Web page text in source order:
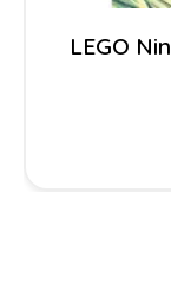
LEGO